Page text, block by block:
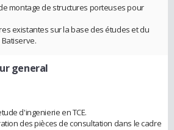
montage de structures porteuses pour
existantes sur la base des études et du
general
d'ingenierie en TCE.
des pièces de consultation dans le cadre